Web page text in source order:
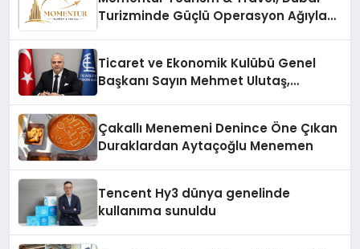
Turizminde Güçlü Operasyon Ağıyla
Ticaret ve Ekonomik Kulübü Genel
Başkanı Sayın Mehmet Ulutaş,
Çakallı Menemeni Denince Öne Çıkan
Duraklardan Aytaçoğlu Menemen
Tencent Hy3 dünya genelinde
kullanıma sunuldu